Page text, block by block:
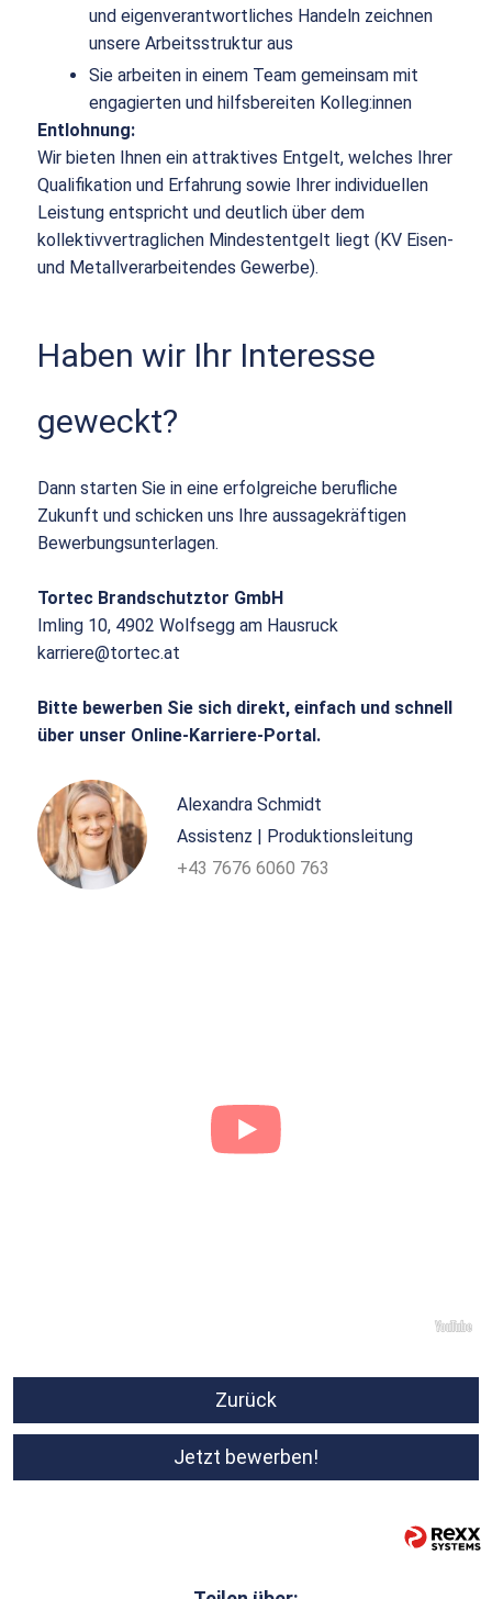
und eigenverantwortliches Handeln zeichnen
unsere Arbeitsstruktur aus
Sie arbeiten in einem Team gemeinsam mit
engagierten und hilfsbereiten Kolleg:innen
Entlohnung:
Wir bieten Ihnen ein attraktives Entgelt, welches Ihrer
Qualifikation und Erfahrung sowie Ihrer individuellen
Leistung entspricht und deutlich über dem
kollektivvertraglichen Mindestentgelt liegt (KV Eisen-
und Metallverarbeitendes Gewerbe).
Haben wir Ihr Interesse
geweckt?
Dann starten Sie in eine erfolgreiche berufliche
Zukunft und schicken uns Ihre aussagekräftigen
Bewerbungsunterlagen.
Tortec Brandschutztor GmbH
Imling 10, 4902 Wolfsegg am Hausruck
karriere@tortec.at
Bitte bewerben Sie sich direkt, einfach und schnell
über unser Online-Karriere-Portal.
Alexandra Schmidt
Assistenz | Produktionsleitung
+43 7676 6060 763
Zurück
Jetzt bewerben!